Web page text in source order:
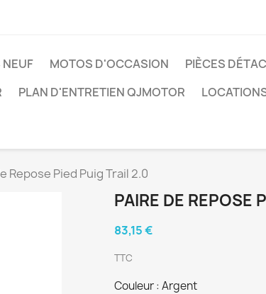
MOTOS D'OCCASION PIÈCES
PLAN D'ENTRETIEN QJMOTOR
Repose Pied Puig Trail 2.0
PAIRE DE REPOSE
83,15 €
TTC
Couleur : Argent